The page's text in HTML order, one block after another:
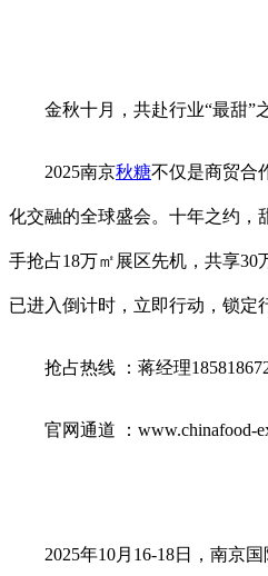
金秋十月，共赴行业“最甜”
2025南京秋糖不仅是商贸合
化交融的全球盛会。十年之约，
手抢占18万㎡展区先机，共享30
已进入倒计时，立即行动，锁定
抢占热线 ：蒋经理
官网通道 ：www.chinafood-
2025年10月16-18日，南京